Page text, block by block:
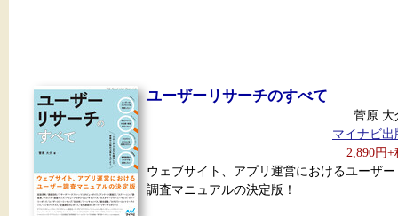
ユーザーリサーチのすべて
菅原 大
マイナビ出
2,890円+
ウェブサイト、アプリ運営におけるユーザー
調査マニュアルの決定版！